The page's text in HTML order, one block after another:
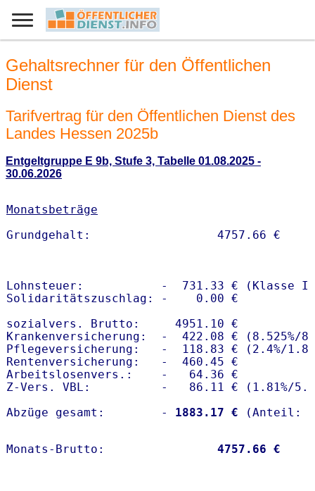
Gehaltsrechner für den Öffentlichen
Dienst
Tarifvertrag für den Öffentlichen Dienst des
Landes Hessen 2025b
Entgeltgruppe E 9b, Stufe 3, Tabelle 01.08.2025 -
30.06.2026
Monatsbeträge
Lohnsteuer:           -  731.33 € (Klasse I)
Solidaritätszuschlag: -    0.00 €
sozialvers. Brutto:     4951.10 €
Krankenversicherung:  -  422.08 € (8.525%/
Pflegeversicherung:   -  118.83 € (2.4%/
Rentenversicherung:   -  460.45 €
Arbeitslosenvers.:    -   64.36 €
Z-Vers. VBL:          -   86.11 € ( 1.81%/
Abzüge gesamt:        -
1883.17 €
Monats-Brutto: 4757.66 €